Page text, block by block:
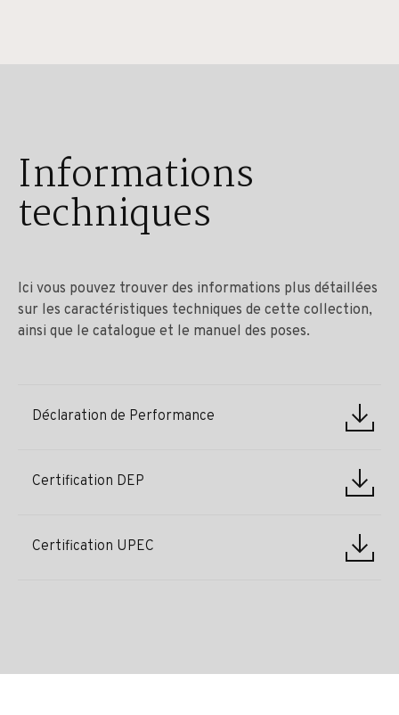
Informations
techniques
Ici vous pouvez trouver des informations plus détaillées
sur les caractéristiques techniques de cette collection,
ainsi que le catalogue et le manuel des poses.
Déclaration de Performance
Certification DEP
Certification UPEC